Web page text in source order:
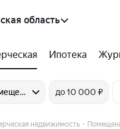
область
Ипотека
свободногодо 10 000 ₽
недвижимость